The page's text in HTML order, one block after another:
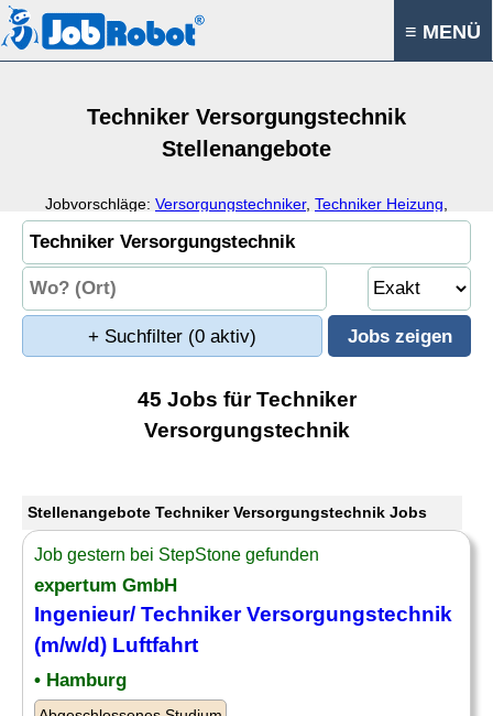
≡ MENÜ
Techniker Versorgungstechnik
Stellenangebote
Jobvorschläge: Versorgungstechniker, Techniker Heizung
Lüftung,Sanitär
+ Suchfilter (0 aktiv)
45 Jobs für Techniker
Versorgungstechnik
Stellenangebote Techniker Versorgungstechnik Jobs
Job gestern bei StepStone gefunden
expertum GmbH
Ingenieur/ Techniker Versorgungstechnik
(m/w/d) Luftfahrt
• Hamburg